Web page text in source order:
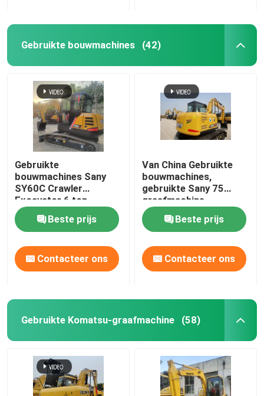
Gebruikte bouwmachines (42)
Gebruikte
bouwmachines Sany
SY60C Crawler
Excavator 6 ton
Beste prijs
Contacteer ons
Van China Gebruikte
bouwmachines,
gebruikte Sany 75
graafmachine
Beste prijs
Contacteer ons
Gebruikte Komatsu-graafmachine (58)